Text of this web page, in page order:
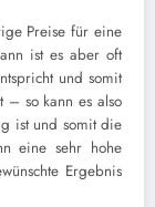
Preise für eine
ist es aber oft
und somit
– so kann es also
ist und somit die
eine sehr hohe
Ergebnis